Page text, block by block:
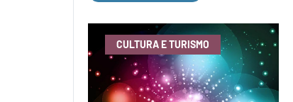
CULTURA E TURISMO